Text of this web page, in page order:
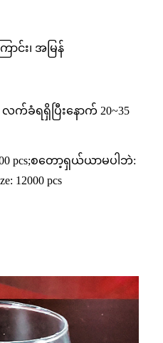
ာင်း၊ အမြန်
လက်ခံရရှိပြီးနောက် 20~35
pcs;စတော့ရှယ်ယာမပါဘဲ:
12000 pcs